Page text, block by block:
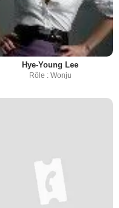
Hye-Young Lee
Rôle : Wonju